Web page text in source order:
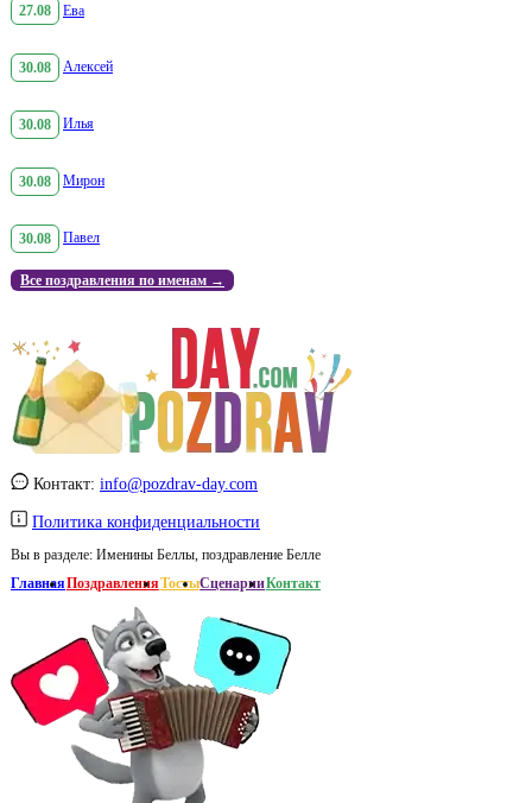
27.08 Ева
30.08 Алексей
30.08 Илья
30.08 Мирон
30.08 Павел
Все поздравления по именам →
Контакт: info@pozdrav-day.com
Политика конфиденциальности
Вы в разделе: Именины Беллы, поздравление Белле
ГлавнаяПоздравленияТостыСценарииКонтакт